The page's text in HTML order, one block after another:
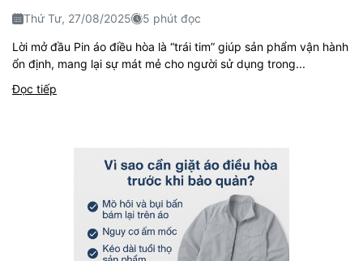
Thứ Tư, 27/08/2025 5 phút đọc
Lời mở đầu Pin áo điều hòa là “trái tim” giúp sản phẩm vận hành
ổn định, mang lại sự mát mẻ cho người sử dụng trong...
Đọc tiếp